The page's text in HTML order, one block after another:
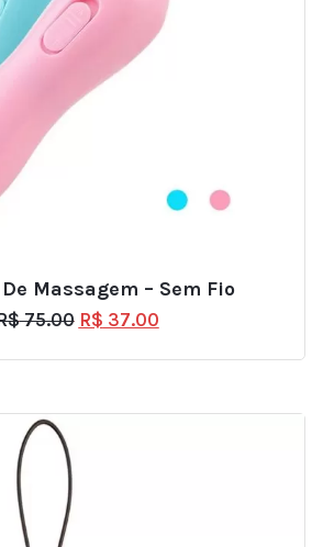
Massagem – Sem Fio
75.00 R$ 37.00